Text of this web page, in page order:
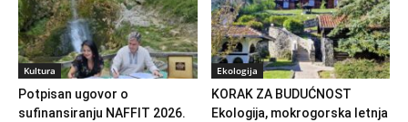
Kultura
Potpisan ugovor o
sufinansiranju NAFFIT 2026.
Ekologija
KORAK ZA BUDUĆNOST
Ekologija, mokrogorska letnja